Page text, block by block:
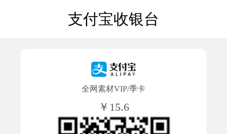
支付宝收银台
全网素材VIP/季卡
￥15.6